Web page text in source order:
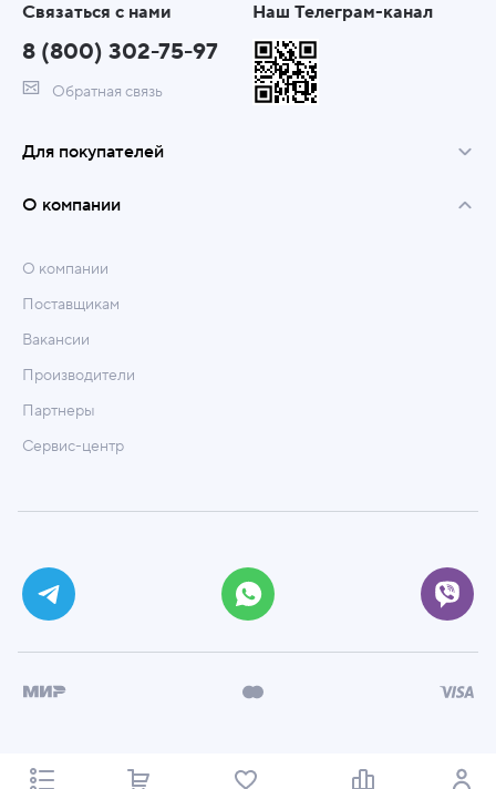
Связаться с нами
8 (800) 302-75-97
Обратная связь
Наш Телеграм-канал
Для покупателей
О компании
О компании
Поставщикам
Вакансии
Производители
Партнеры
Сервис-центр
© ООО «Техмаркет», 2026